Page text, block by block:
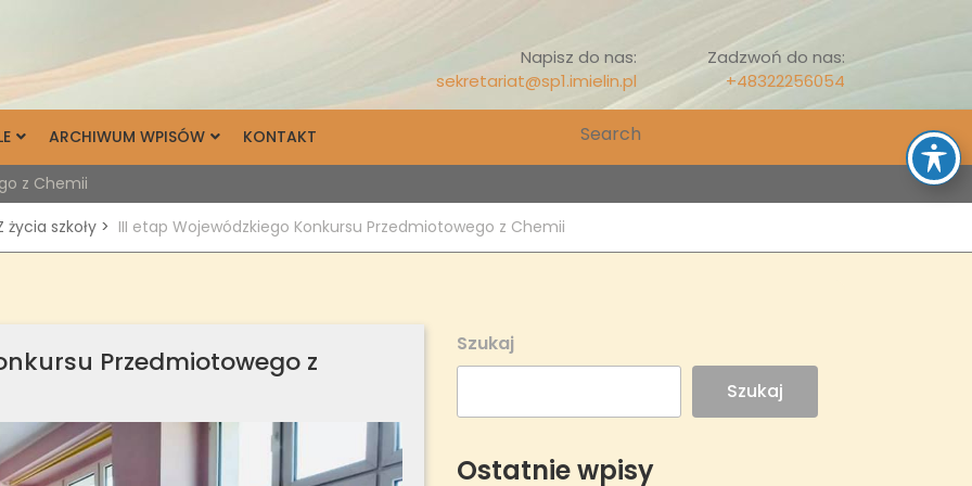
Napisz do nas:
sekretariat@sp1.imielin.pl
Zadzwoń do nas:
+48322256054
ARCHIWUM WPISÓW KONTAKT
for:
z Chemii
życia szkoły > III etap Wojewódzkiego Konkursu Przedmiotowego z Chemii
Przedmiotowego z
Szukaj
Szukaj
Ostatnie wpisy